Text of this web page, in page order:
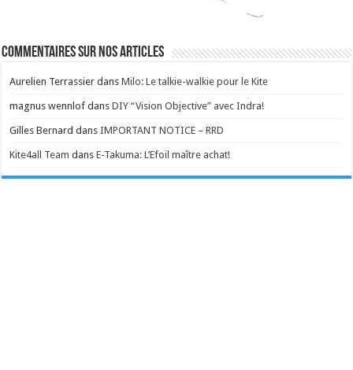
Commentaires sur nos articles
Aurelien Terrassier dansMilo: Le talkie-walkie pour le Kite
magnus wennlof dansDIY “Vision Objective” avec Indra!
Gilles Bernard dansIMPORTANT NOTICE – RRD
Kite4all Team dansE-Takuma: L’Efoil maître achat!